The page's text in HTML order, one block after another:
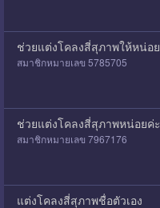
ช่วยแต่งโคลงสี่สุภาพให้หน่อย
สมาชิกหมายเลข 5785705
ช่วยแต่งโคลงสี่สุภาพหน่อยค่ะ
สมาชิกหมายเลข 7967176
แต่งโคลงสี่สุภาพชื่อตัวเอง